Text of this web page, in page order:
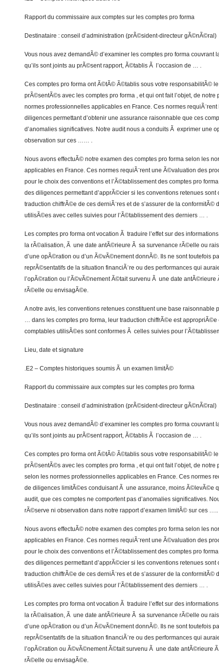
Rapport du commissaire aux comptes sur les comptes pro forma
Destinataire : conseil d’administration (prÃ©sident-directeur gÃ©nÃ©ral)
Vous nous avez demandÃ© d’examiner les comptes pro forma
qu’ils sont joints au prÃ©sent rapport, Ã©tablis Ã l’occasion de … .
Ces comptes pro forma ont Ã©tÃ© Ã©tablis sous votre responsabilitÃ©
prÃ©sentÃ©s avec les comptes pro forma , et qui ont fait l’objet, de notre
normes professionnelles applicables en France. Ces normes
diligences permettant d’obtenir une assurance raisonnable que ces
d’anomalies significatives. Notre audit nous a conduits Ã exprimer une
observation sur ces …… .
Nous avons effectuÃ© notre examen des comptes pro forma selon les
applicables en France. Ces normes requiÃ¨rent une Ã©valuation des
pour le choix des conventions et l’Ã©tablissement des comptes pro
des diligences permettant d’apprÃ©cier si les conventions retenues
traduction chiffrÃ©e de ces derniÃ¨res et de s’assurer de la conformitÃ©
utilisÃ©es avec celles suivies pour l’Ã©tablissement des derniers … .
Les comptes pro forma ont vocation Ã traduire l’effet sur des
la rÃ©alisation, Ã une date antÃ©rieure Ã sa survenance rÃ©elle ou
d’une opÃ©ration ou d’un Ã©vÃ©nement donnÃ©. Ils ne sont toutefois
reprÃ©sentatifs de la situation financiÃ¨re ou des performances qui
l’opÃ©ration ou l’Ã©vÃ©nement Ã©tait survenu Ã une date
rÃ©elle ou envisagÃ©e.
A notre avis, les conventions retenues constituent une base raisonnable
… dans les comptes pro forma, leur traduction chiffrÃ©e est appropriÃ©e
comptables utilisÃ©es sont conformes Ã celles suivies pour
Lieu, date et signature
.E2 – Comptes historiques soumis Ã un examen limitÃ©
Rapport du commissaire aux comptes sur les comptes pro forma
Destinataire : conseil d’administration (prÃ©sident-directeur gÃ©nÃ©ral)
Vous nous avez demandÃ© d’examiner les comptes pro forma
qu’ils sont joints au prÃ©sent rapport, Ã©tablis Ã l’occasion de … .
Ces comptes pro forma ont Ã©tÃ© Ã©tablis sous votre responsabilitÃ©
prÃ©sentÃ©s avec les comptes pro forma , et qui ont fait l’objet, de notre
selon les normes professionnelles applicables en France. Ces normes
de diligences limitÃ©es conduisant Ã une assurance, moins Ã©levÃ©e
audit, que ces comptes ne comportent pas d’anomalies significatives.
rÃ©serve ni observation dans notre rapport d’examen limitÃ© sur ces …..
Nous avons effectuÃ© notre examen des comptes pro forma selon les
applicables en France. Ces normes requiÃ¨rent une Ã©valuation des
pour le choix des conventions et l’Ã©tablissement des comptes pro
des diligences permettant d’apprÃ©cier si les conventions retenues
traduction chiffrÃ©e de ces derniÃ¨res et de s’assurer de la conformitÃ©
utilisÃ©es avec celles suivies pour l’Ã©tablissement des derniers … .
Les comptes pro forma ont vocation Ã traduire l’effet sur des
la rÃ©alisation, Ã une date antÃ©rieure Ã sa survenance rÃ©elle ou
d’une opÃ©ration ou d’un Ã©vÃ©nement donnÃ©. Ils ne sont toutefois
reprÃ©sentatifs de la situation financiÃ¨re ou des performances qui
l’opÃ©ration ou Ã©vÃ©nement Ã©tait survenu Ã une date antÃ©rieure
rÃ©elle ou envisagÃ©e.